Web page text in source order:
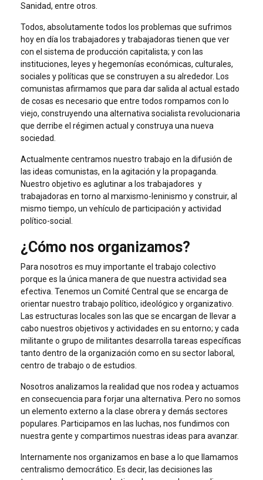
Sanidad, entre otros.
Todos, absolutamente todos los problemas que sufrimos
hoy en día los trabajadores y trabajadoras tienen que ver
con el sistema de producción capitalista; y con las
instituciones, leyes y hegemonías económicas, culturales,
sociales y políticas que se construyen a su alrededor. Los
comunistas afirmamos que para dar salida al actual estado
de cosas es necesario que entre todos rompamos con lo
viejo, construyendo una alternativa socialista revolucionaria
que derribe el régimen actual y construya una nueva
sociedad.
Actualmente centramos nuestro trabajo en la difusión de
las ideas comunistas, en la agitación y la propaganda.
Nuestro objetivo es aglutinar a los trabajadores y
trabajadoras en torno al marxismo-leninismo y construir, al
mismo tiempo, un vehículo de participación y actividad
político-social.
¿Cómo nos organizamos?
Para nosotros es muy importante el trabajo colectivo
porque es la única manera de que nuestra actividad sea
efectiva. Tenemos un Comité Central que se encarga de
orientar nuestro trabajo político, ideológico y organizativo.
Las estructuras locales son las que se encargan de llevar a
cabo nuestros objetivos y actividades en su entorno; y cada
militante o grupo de militantes desarrolla tareas específicas
tanto dentro de la organización como en su sector laboral,
centro de trabajo o de estudios.
Nosotros analizamos la realidad que nos rodea y actuamos
en consecuencia para forjar una alternativa. Pero no somos
un elemento externo a la clase obrera y demás sectores
populares. Participamos en las luchas, nos fundimos con
nuestra gente y compartimos nuestras ideas para avanzar.
Internamente nos organizamos en base a lo que llamamos
centralismo democrático. Es decir, las decisiones las